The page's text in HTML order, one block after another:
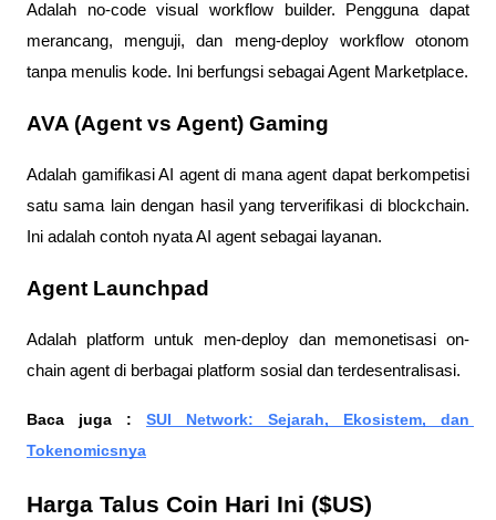
Adalah no-code visual workflow builder. Pengguna dapat
merancang, menguji, dan meng-deploy workflow otonom
tanpa menulis kode. Ini berfungsi sebagai Agent Marketplace.
AVA (Agent vs Agent) Gaming
Adalah gamifikasi AI agent di mana agent dapat berkompetisi
satu sama lain dengan hasil yang terverifikasi di blockchain.
Ini adalah contoh nyata AI agent sebagai layanan.
Agent Launchpad
Adalah platform untuk men-deploy dan memonetisasi on-
chain agent di berbagai platform sosial dan terdesentralisasi.
Baca juga : SUI Network: Sejarah, Ekosistem, dan
Tokenomicsnya
Harga Talus Coin Hari Ini ($US)